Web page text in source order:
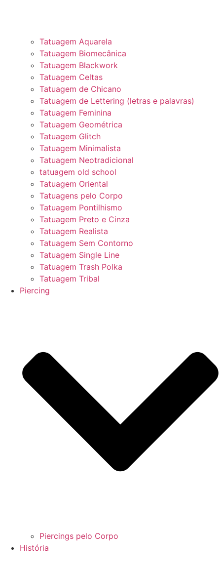
Tatuagem Aquarela
Tatuagem Biomecânica
Tatuagem Blackwork
Tatuagem Celtas
Tatuagem de Chicano
Tatuagem de Lettering (letras e palavras)
Tatuagem Feminina
Tatuagem Geométrica
Tatuagem Glitch
Tatuagem Minimalista
Tatuagem Neotradicional
tatuagem old school
Tatuagem Oriental
Tatuagens pelo Corpo
Tatuagem Pontilhismo
Tatuagem Preto e Cinza
Tatuagem Realista
Tatuagem Sem Contorno
Tatuagem Single Line
Tatuagem Trash Polka
Tatuagem Tribal
Piercing
Piercings pelo Corpo
História